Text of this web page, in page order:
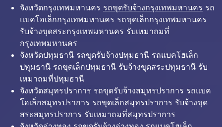
จังหวัดกรุงเทพมหานคร รถขุดรับจ้างกรุงเทพมหานคร รถ
แบคโฮเล็กกรุงเทพมหานคร รถขุดเล็กกรุงเทพมหานคร
รับจ้างขุดสระกรุงเทพมหานคร รับเหมาถมที่
กรุงเทพมหานคร
จังหวัดปทุมธานี รถขุดรับจ้างปทุมธานี รถแบคโฮเล็ก
ปทุมธานี รถขุดเล็กปทุมธานี รับจ้างขุดสระปทุมธานี รับ
เหมาถมที่ปทุมธานี
จังหวัดสมุทรปราการ รถขุดรับจ้างสมุทรปราการ รถแบค
โฮเล็กสมุทรปราการ รถขุดเล็กสมุทรปราการ รับจ้างขุด
สระสมุทรปราการ รับเหมาถมที่สมุทรปราการ